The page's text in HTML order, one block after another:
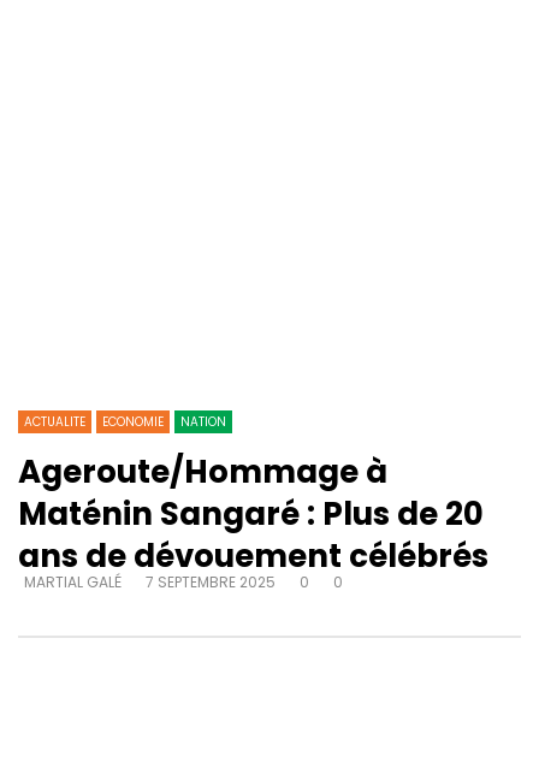
ACTUALITE ECONOMIE NATION
Ageroute/Hommage à
Maténin Sangaré : Plus de 20
ans de dévouement célébrés
MARTIAL GALÉ 7 SEPTEMBRE 2025 0 0